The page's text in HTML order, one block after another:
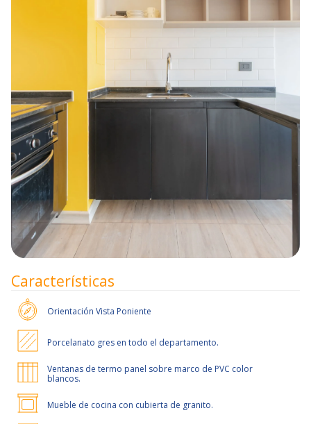
Características
Orientación Vista Poniente
Porcelanato gres en todo el departamento.
Ventanas de termo panel sobre marco de PVC color
blancos.
Mueble de cocina con cubierta de granito.